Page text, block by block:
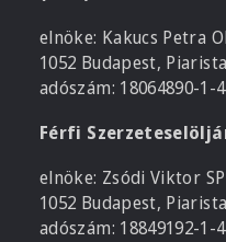
elnöke: Kakucs Petra
1052 Budapest,
adószám: 18064890-1-
Férfi
elnöke: Zsódi Viktor SP
1052 Budapest,
adószám: 18849192-1-